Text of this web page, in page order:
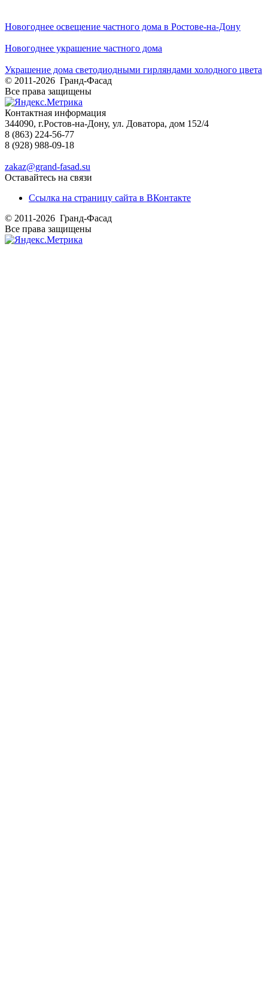
Новогоднее освещение частного дома в Ростове-на-Дону
Новогоднее украшение частного дома
Украшение дома светодиодными гирляндами холодного цвета
© 2011-2026 Гранд-Фасад
Все права защищены
Контактная информация
344090, г.Ростов-на-Дону, ул. Доватора, дом 152/4
8 (863) 224-56-77
8 (928) 988-09-18
zakaz@grand-fasad.su
Оставайтесь на связи
Ссылка на страницу сайта в ВКонтакте
© 2011-2026 Гранд-Фасад
Все права защищены